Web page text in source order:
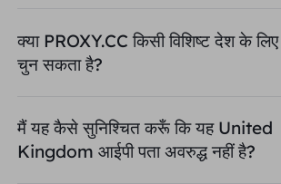
क्या PROXY.CC किसी विशिष्ट देश के लिए
चुन सकता है?
मैं यह कैसे सुनिश्चित करूँ कि यह United
Kingdom आईपी पता अवरुद्ध नहीं है?